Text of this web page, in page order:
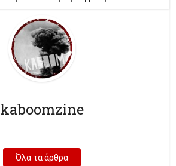
kaboomzine
Όλα τα άρθρα